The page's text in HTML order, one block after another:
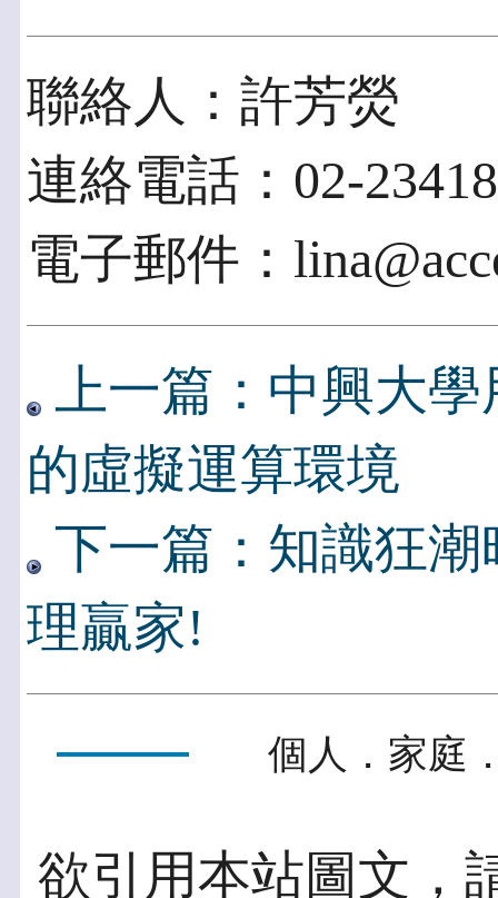
聯絡人：許芳熒
連絡電話：02-
電子郵件：
上一篇：中興大
的虛擬運算環境
下一篇：知識狂
理贏家!
個人．家庭
欲引用本站圖文，